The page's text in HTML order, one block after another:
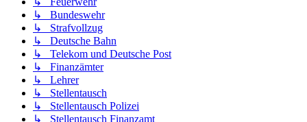
↳ Bundeswehr
↳ Strafvollzug
↳ Deutsche Bahn
↳ Telekom und Deutsche Post
↳ Finanzämter
↳ Lehrer
↳ Stellentausch
↳ Stellentausch Polizei
↳ Stellentausch Finanzamt